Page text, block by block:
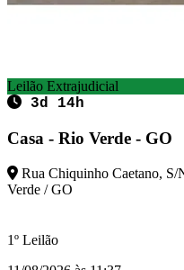
Leilão Extrajudicial
3d 14h
Casa - Rio Verde - GO
Rua Chiquinho Caetano, S/
Verde / GO
1º Leilão